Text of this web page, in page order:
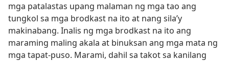
mga patalastas upang malaman ng mga tao ang
tungkol sa mga brodkast na ito at nang sila’y
makinabang. Inalis ng mga brodkast na ito ang
maraming maling akala at binuksan ang mga mata ng
mga tapat-puso. Marami, dahil sa takot sa kanilang